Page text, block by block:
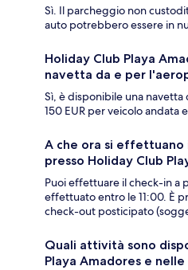
Sì. Il parcheggio non
auto potrebbero essere in
Holiday Club Playa
navetta da e per
Sì, è disponibile una
150 EUR per veicolo andata
A che ora si effettuano
presso Holiday Club
Puoi effettuare il check-in a
effettuato entro le 11:00. È
check-out posticipato
Quali attività sono
Playa Amadores e nelle